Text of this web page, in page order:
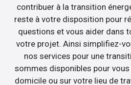
contribuer à la transition
reste à votre disposition pour
questions et vous aider dans
votre projet. Ainsi simplifiez-
nos services pour une
sommes disponibles pour
domicile ou sur votre lieu de